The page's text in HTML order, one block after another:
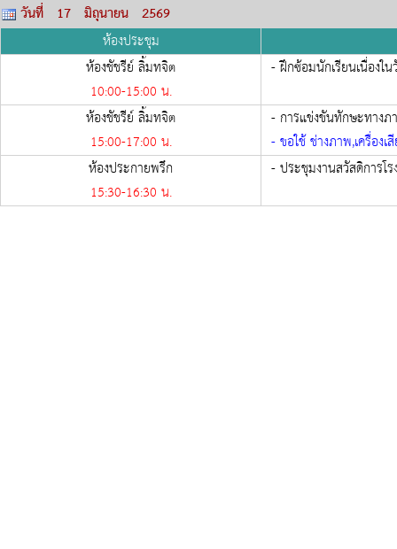
วันที่ 17 มิถุนายน 2569
ห้องประชุม
ห้องชัชรีย์ ลิ้มทจิต
10:00-15:00 น.
- ฝึกซ้อมนักเรียนเนื่องใ
ห้องชัชรีย์ ลิ้มทจิต
15:00-17:00 น.
- การแข่งขันทักษะทาง
- ขอใช้ ช่างภาพ,เครื่องเ
ห้องประกายพรึก
15:30-16:30 น.
- ประชุมงานสวัสดิการโ